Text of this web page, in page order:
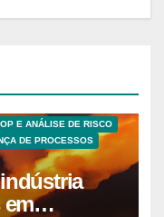
E ANÁLISE DE RISCO
DE PROCESSOS